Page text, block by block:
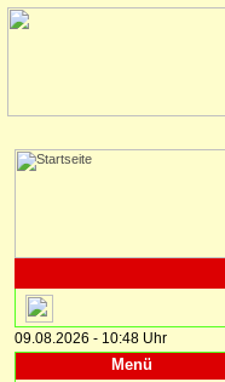
09.08.2026 - 10:48 Uhr
Menü